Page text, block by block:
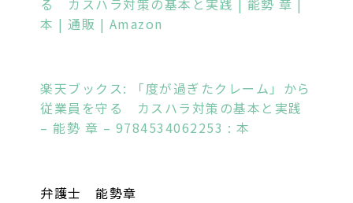
本 | 通販 | Amazon
楽天ブックス: 「度が過ぎたクレーム」から
従業員を守る カスハラ対策の基本と実践
– 能勢 章 – 9784534062253 : 本
弁護士 能勢章